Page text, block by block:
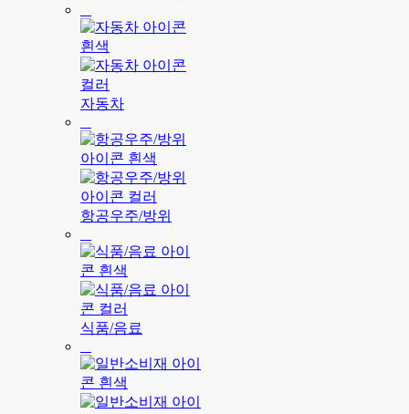
자동차
항공우주/방위
식품/음료